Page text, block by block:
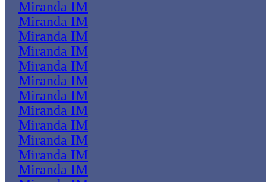
Miranda IM
Miranda IM
Miranda IM
Miranda IM
Miranda IM
Miranda IM
Miranda IM
Miranda IM
Miranda IM
Miranda IM
Miranda IM
Miranda IM